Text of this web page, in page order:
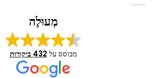
מְעוּלֶה
מבוסס על432 ביקורות